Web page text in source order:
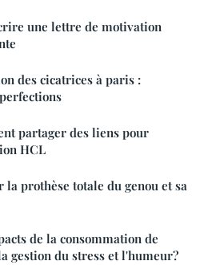
une lettre de motivation
des cicatrices à paris :
partager des liens pour
HCL
la prothèse totale du genou et sa
de la consommation de
gestion du stress et l'humeur?